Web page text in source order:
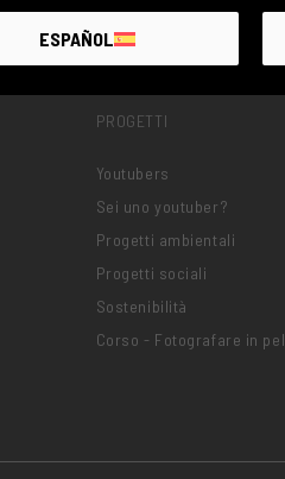
PROGETTI
Youtubers
Sei uno youtuber?
Progetti ambientali
Progetti sociali
Sostenibilità
Corso - Fotografare in
ESPAÑOL